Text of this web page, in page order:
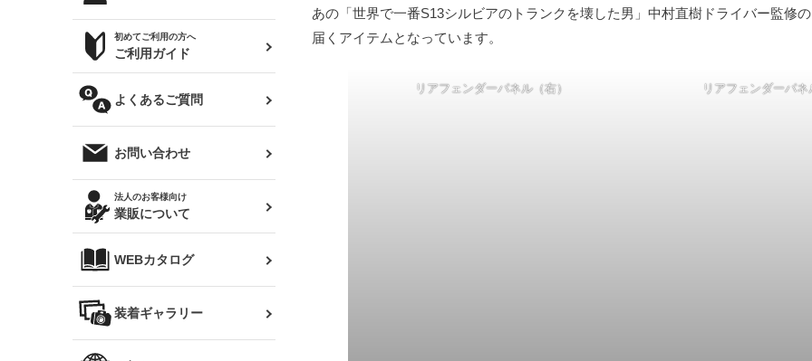
外装・補修パーツ
オリジンアーム(足回り)
レンズ
マフラー
リアゲート
メンテナンスパーツ
JZX110 マークⅡ
ハイエース
レビン
トレノ
マークX
クラウン
クラウンマジェスタ
アリスト
シルビア S15
180SX
ワンビア
Z32 フェアレディZ
R34 スカイライン
三菱
デリカ D:5
軽自動車
汎用
サマータイヤ
ジムニー用タイヤ
ハイエース・バン用タイ
ホイールナット
トップス(長袖)
パーカー
オーバーオール(つなぎ)
タオル
帽子
バッグ
ログインする
お気に入りリスト
クーポンを見る
閲覧履歴
ニュースレターお申し込み
初めてご利用の方へ
ご利用ガイド
よくあるご質問
お問い合わせ
法人のお客様向け
業販について
WEBカタログ
装着ギャラリー
あの「世界で一番S13シルビアのトランクを壊した男」中村直樹ドライバー監修
届くアイテムとなっています。
リアフェンダーパネル（右） リアフェンダーパネ